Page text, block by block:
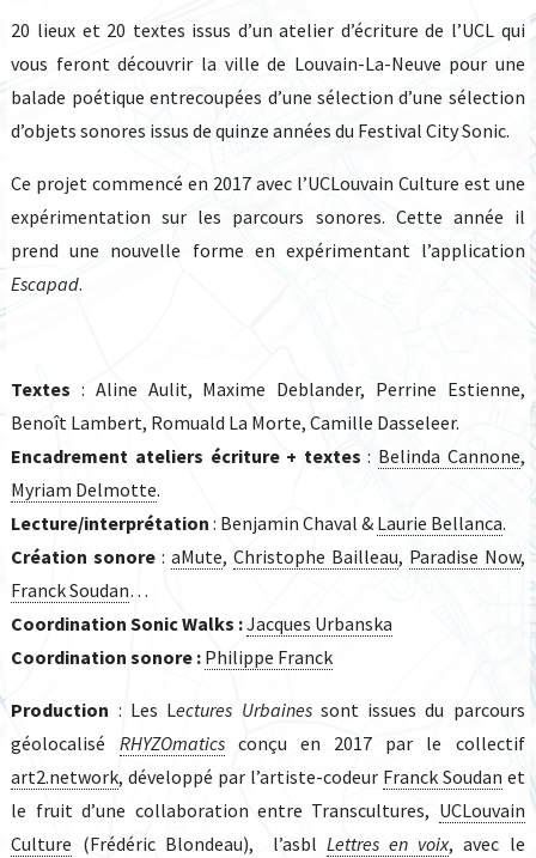
20 lieux et 20 textes issus d’un atelier d’écriture de l’UCL qui
vous feront découvrir la ville de Louvain-La-Neuve pour une
balade poétique entrecoupées d’une sélection d’une sélection
d’objets sonores issus de quinze années du Festival City Sonic.
Ce projet commencé en 2017 avec l’UCLouvain Culture est une
expérimentation sur les parcours sonores. Cette année il
prend une nouvelle forme en expérimentant l’application
Escapad.
Textes : Aline Aulit, Maxime Deblander, Perrine Estienne,
Benoît Lambert, Romuald La Morte, Camille Dasseleer.
Encadrement ateliers écriture + textes : Belinda Cannone,
Myriam Delmotte.
Lecture/interprétation : Benjamin Chaval & Laurie Bellanca.
Création sonore :aMute, Christophe Bailleau, Paradise Now,
Franck Soudan…
Coordination Sonic Walks :Jacques Urbanska
Coordination sonore : Philippe Franck
Production : Les Lectures Urbainessont issues du parcours
géolocalisé RHYZOmaticsconçu en 2017 par le collectif
art2.network, développé par l’artiste-codeur Franck Soudan et
le fruit d’une collaboration entre Transcultures, UCLouvain
Culture (Frédéric Blondeau), l’asblLettres en voix, avec le